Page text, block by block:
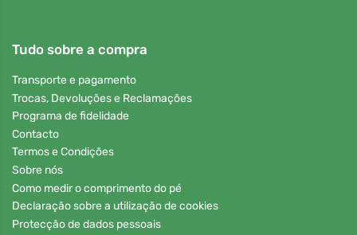
Tudo sobre a compra
Transporte e pagamento
Trocas, Devoluções e Reclamações
Programa de fidelidade
Contacto
Termos e Condições
Sobre nós
Como medir o comprimento do pé
Declaração sobre a utilização de cookies
Protecção de dados pessoais